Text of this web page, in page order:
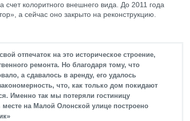
счет колоритного внешнего вида. До 2011 года
а сейчас оно закрыто на реконструкцию.
отпечаток на это историческое строение,
ремонта. Но благодаря тому, что
а сдавалось в аренду, его удалось
что, как только дом покидают
Именно так мы потеряли гостиницу
на Малой Олонской улице построено